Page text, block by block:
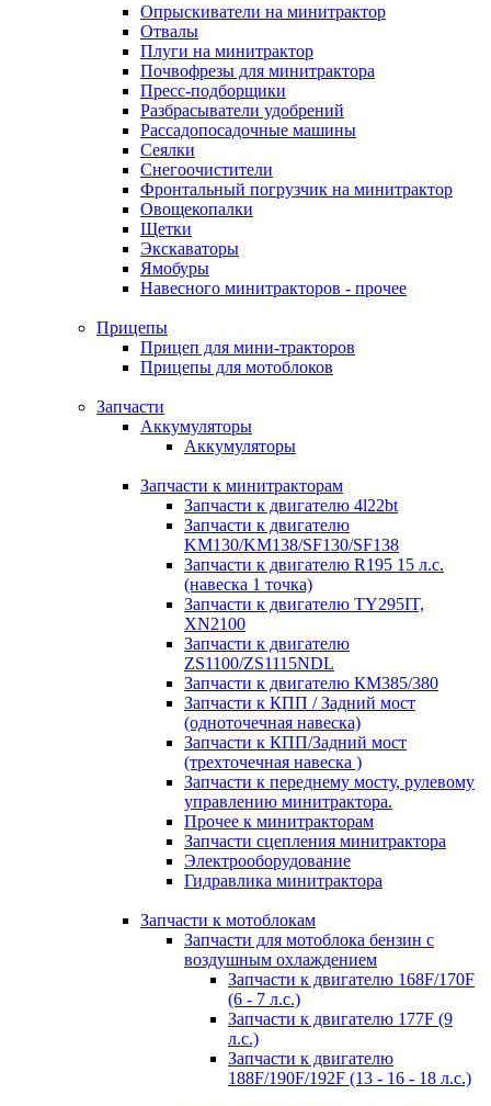
Опрыскиватели на минитрактор
Отвалы
Плуги на минитрактор
Почвофрезы для минитрактора
Пресс-подборщики
Разбрасыватели удобрений
Рассадопосадочные машины
Сеялки
Снегоочистители
Фронтальный погрузчик на минитрактор
Овощекопалки
Щетки
Экскаваторы
Ямобуры
Навесного минитракторов - прочее
Прицепы
Прицеп для мини-тракторов
Прицепы для мотоблоков
Запчасти
Аккумуляторы
Аккумуляторы
Запчасти к минитракторам
Запчасти к двигателю 4l22bt
Запчасти к двигателю
KM130/KM138/SF130/SF138
Запчасти к двигателю R195 15 л.с.
(навеска 1 точка)
Запчасти к двигателю TY295IT,
XN2100
Запчасти к двигателю
ZS1100/ZS1115NDL
Запчасти к двигателю КМ385/380
Запчасти к КПП / Задний мост
(одноточечная навеска)
Запчасти к КПП/Задний мост
(трехточечная навеска )
Запчасти к переднему мосту, рулевому
управлению минитрактора.
Прочее к минитракторам
Запчасти сцепления минитрактора
Электрооборудование
Гидравлика минитрактора
Запчасти к мотоблокам
Запчасти для мотоблока бензин с
воздушным охлаждением
Запчасти к двигателю 168F/170F
(6 - 7 л.с.)
Запчасти к двигателю 177F (9
л.с.)
Запчасти к двигателю
188F/190F/192F (13 - 16 - 18 л.с.)